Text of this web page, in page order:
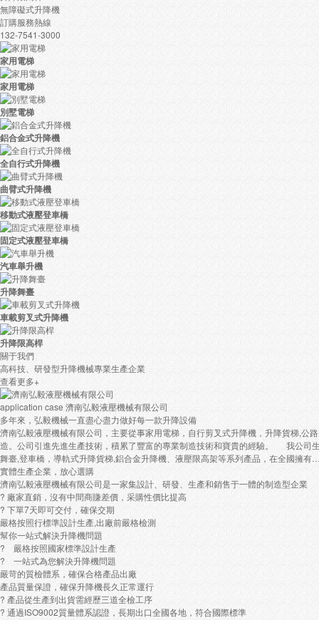
無障礙式升降機
訂購服務熱線
132-7541-3000
家用電梯
家用電梯
別墅電梯
鋁合金式升降機
全自行式升降機
曲臂式升降機
移動式液壓登車橋
固定式液壓登車橋
汽車舉升機
升降舞臺
車載剪叉式升降機
升降限高桿
關于我們
高科技、研發型升降機械專業生產企業
查看更多+
application case濟南弘毅液壓機械有限公司
多年來，弘毅機械一直盡心盡力做好每一款升降設備
濟南弘毅液壓機械有限公司，主要從事家用電梯，自行剪叉式升降機，升降貨梯,
造。公司引進先進生產技術，積累了豐富的專業制造技術和寶貴的經驗。 我公司
舞臺,登車橋，導軌式升降貨梯,鋁合金升降機、液壓限高架等系列產品，在全國擁有
實體生產企業，放心選購
濟南弘毅液壓機械有限公司是一家集設計、研發、生產和銷售于一體的制造型企業
? 廠家直銷，沒有中間商賺差價，采購性價比提高
? 下單7天即可交付，確保交期
嚴格按照行標準設計生產,出廠前嚴格檢測
幫你一站式解決升降機問題
? 嚴格按照國家標準設計生產
? 一站式為您解決升降機問題
嚴苛的質檢體系，確保合格產品出廠
產品質量保證，確保升降機長久正常運行
? 產品從生產到出貨需經歷三道全檢工序
? 通過ISO9002質量體系認證，長期出口全國各地，符合國際標準